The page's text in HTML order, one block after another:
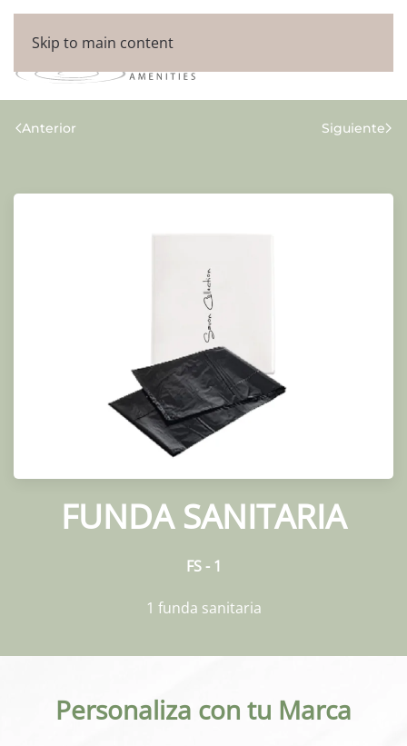
Skip to main content
Anterior Siguiente
FUNDA SANITARIA
FS - 1
1 funda sanitaria
Personaliza con tu Marca